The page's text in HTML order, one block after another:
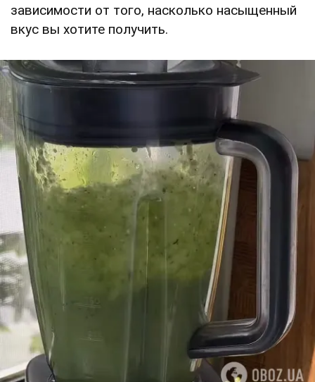
зависимости от того, насколько насыщенный
вкус вы хотите получить.